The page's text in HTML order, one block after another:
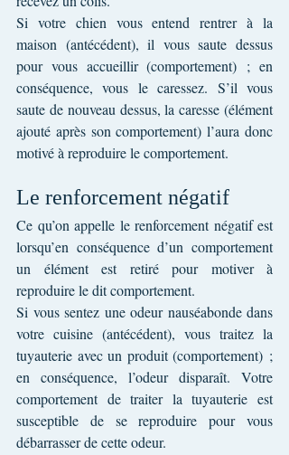
Si votre chien vous entend rentrer à la
maison (antécédent), il vous saute dessus
pour vous accueillir (comportement) ; en
conséquence, vous le caressez. S’il vous
saute de nouveau dessus, la caresse (élément
ajouté après son comportement) l’aura donc
motivé à reproduire le comportement.
Le renforcement négatif
Ce qu’on appelle le renforcement négatif est
lorsqu’en conséquence d’un comportement
un élément est retiré pour motiver à
reproduire le dit comportement.
Si vous sentez une odeur nauséabonde dans
votre cuisine (antécédent), vous traitez la
tuyauterie avec un produit (comportement) ;
en conséquence, l’odeur disparaît. Votre
comportement de traiter la tuyauterie est
susceptible de se reproduire pour vous
débarrasser de cette odeur.